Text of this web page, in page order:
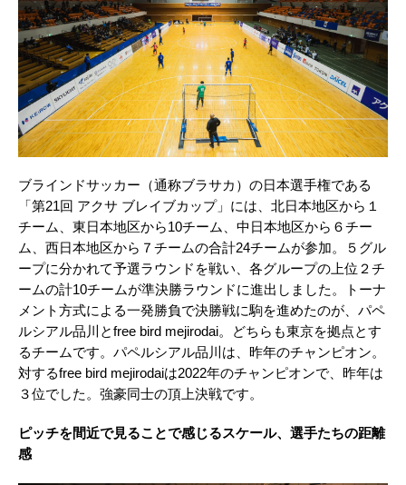
ブラインドサッカー（通称ブラサカ）の日本選手権である
「第21回 アクサ ブレイブカップ」には、北日本地区から１
チーム、東日本地区から10チーム、中日本地区から６チー
ム、西日本地区から７チームの合計24チームが参加。５グル
ープに分かれて予選ラウンドを戦い、各グループの上位２チ
ームの計10チームが準決勝ラウンドに進出しました。トーナ
メント方式による一発勝負で決勝戦に駒を進めたのが、パペ
ルシアル品川とfree bird mejirodai。どちらも東京を拠点とす
るチームです。パペルシアル品川は、昨年のチャンピオン。
対するfree bird mejirodaiは2022年のチャンピオンで、昨年は
３位でした。強豪同士の頂上決戦です。
ピッチを間近で見ることで感じるスケール、選手たちの距離
感